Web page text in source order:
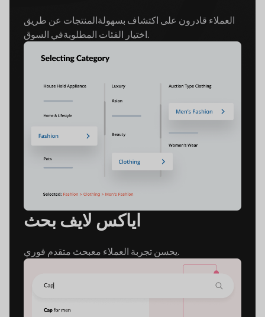
العملاء قادرون على اكتشاف بسهولةالمنتجات عن طريق
اختيار الفئات المطلوبةفي السوق.
اياكس لايف بحث
يحسن تجربة العملاء معبحث متقدم فوري.